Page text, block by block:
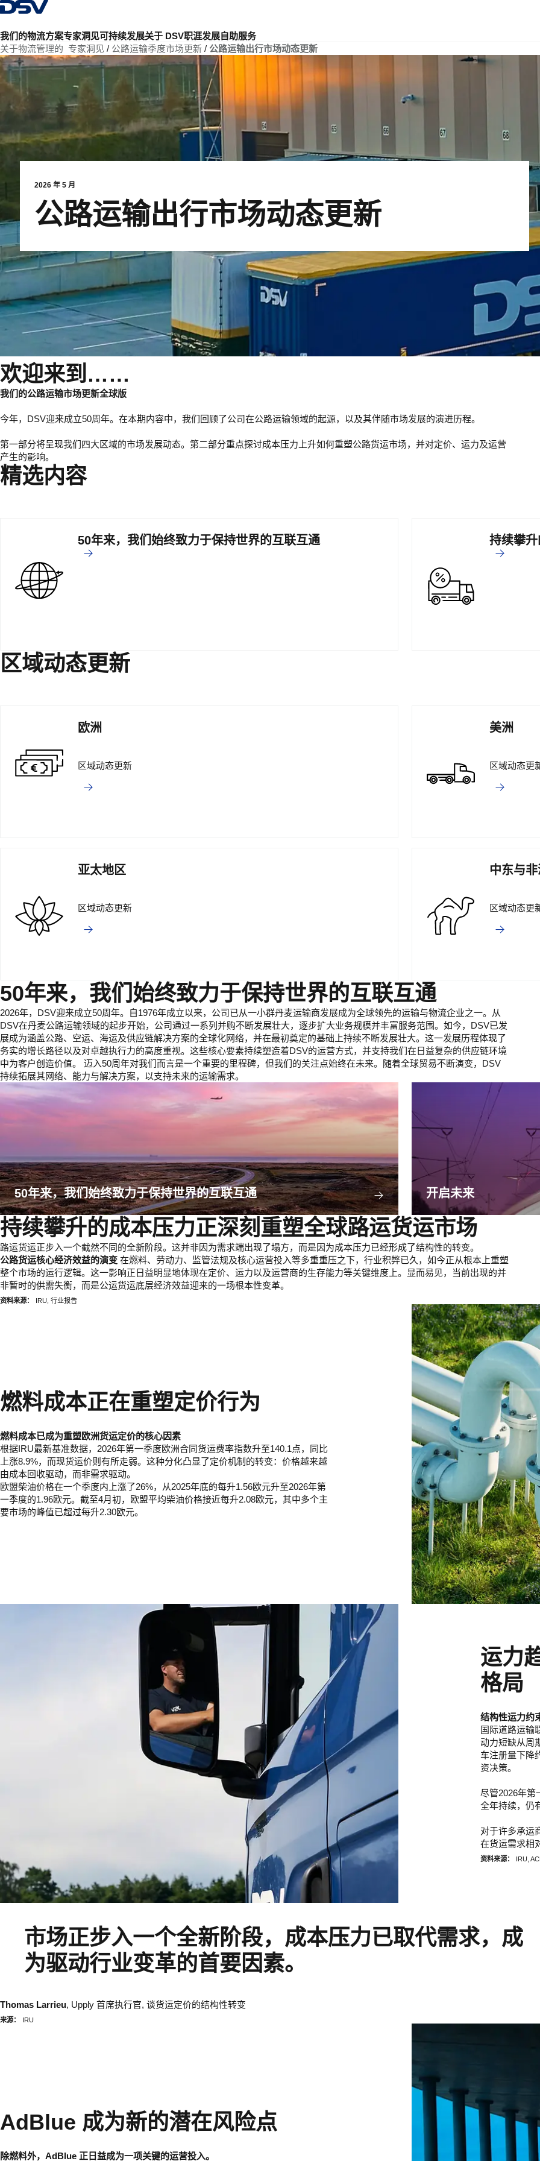
返回首页
我们的物流方案专家洞见可持续发展关于 DSV职涯发展自助服务
关于物流管理的 专家洞见
公路运输季度市场更新 公路运输出行市场动态更新
2026 年 5 月
公路运输出行市场动态更新
欢迎来到……
我们的公路运输市场更新全球版
今年，DSV迎来成立50周年。在本期内容中，我们回顾了公司在公路运输领域的起源，以及其伴随市场发展的演进历程。
第一部分将呈现我们四大区域的市场发展动态。第二部分重点探讨成本压力上升如何重塑公路货运市场，并对定价、运力及运营
产生的影响。
精选内容
50年来，我们始终致力于保持世界的互联互通 持续攀
区域动态更新
欧洲
区域动态更新
美洲
区域动态更
亚太地区
区域动态更新
中东与
区域动态更
50年来，我们始终致力于保持世界的互联互通
2026年，DSV迎来成立50周年。自1976年成立以来，公司已从一小群丹麦运输商发展成为全球领先的运输与物流企业之一。从
DSV在丹麦公路运输领域的起步开始，公司通过一系列并购不断发展壮大，逐步扩大业务规模并丰富服务范围。如今，DSV已发
展成为涵盖公路、空运、海运及供应链解决方案的全球化网络，并在最初奠定的基础上持续不断发展壮大。这一发展历程体现了
务实的增长路径以及对卓越执行力的高度重视。这些核心要素持续塑造着DSV的运营方式，并支持我们在日益复杂的供应链环境
中为客户创造价值。 迈入50周年对我们而言是一个重要的里程碑，但我们的关注点始终在未来。随着全球贸易不断演变，DSV
持续拓展其网络、能力与解决方案，以支持未来的运输需求。
50年来，我们始终致力于保持世界的互联互通 开启未来
持续攀升的成本压力正深刻重塑全球路运货运市场
路运货运正步入一个截然不同的全新阶段。这并非因为需求端出现了塌方，而是因为成本压力已经形成了结构性的转变。
公路货运核心经济效益的演变 在燃料、劳动力、监管法规及核心运营投入等多重重压之下，行业积弊已久，如今正从根本上重塑
整个市场的运行逻辑。这一影响正日益明显地体现在定价、运力以及运营商的生存能力等关键维度上。显而易见，当前出现的并
非暂时的供需失衡，而是公运货运底层经济效益迎来的一场根本性变革。
资料来源： IRU, 行业报告
燃料成本正在重塑定价行为
燃料成本已成为重塑欧洲货运定价的核心因素
根据IRU最新基准数据，2026年第一季度欧洲合同货运费率指数升至140.1点，同比
上涨8.9%，而现货运价则有所走弱。这种分化凸显了定价机制的转变：价格越来越
由成本回收驱动，而非需求驱动。
欧盟柴油价格在一个季度内上涨了26%，从2025年底的每升1.56欧元升至2026年第
一季度的1.96欧元。截至4月初，欧盟平均柴油价格接近每升2.08欧元，其中多个主
要市场的峰值已超过每升2.30欧元。
运力
格局
结构性运力约
国际道路运输
动力短缺从周
车注册量下降
资决策。
尽管2026年第
全年持续，仍
对于许多承运
在货运需求相
资料来源： IRU,
市场正步入一个全新阶段，成本压力已取代需求，成
为驱动行业变革的首要因素。
Thomas Larrieu, Upply 首席执行官, 谈货运定价的结构性转变
来源： IRU
AdBlue 成为新的潜在风险点
除燃料外，AdBlue 正日益成为一项关键的运营投入。